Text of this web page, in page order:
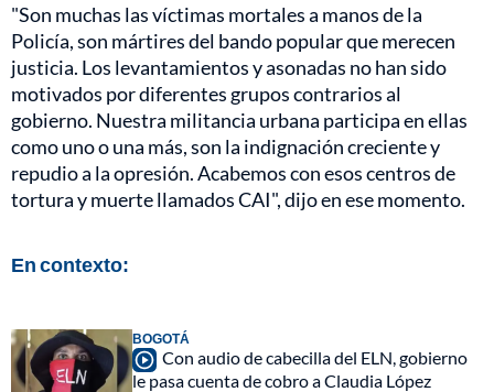
"Son muchas las víctimas mortales a manos de la
Policía, son mártires del bando popular que merecen
justicia. Los levantamientos y asonadas no han sido
motivados por diferentes grupos contrarios al
gobierno. Nuestra militancia urbana participa en ellas
como uno o una más, son la indignación creciente y
repudio a la opresión. Acabemos con esos centros de
tortura y muerte llamados CAI", dijo en ese momento.
En contexto:
BOGOTÁ
Con audio de cabecilla del ELN, gobierno
le pasa cuenta de cobro a Claudia López